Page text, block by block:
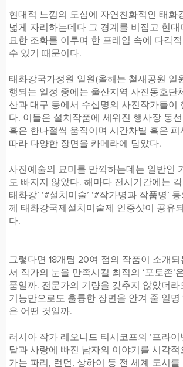
현대적 느낌의 도심에 자연친화적인 태화
넓게 자리하는데다 그 경계를 비집고 현
묘한 조화를 이루며 한 프레임 속에 다각
수 있기 때문이다.
태화강국가정원 일원(올해는 철새공원 일
행되는 일정 중에는 울산지역 사진동호단
산과 대구 등에서 수십명의 사진작가들이
다. 이들은 설치작품에 세워진 행사장 동
혹은 한나절씩 움직이며 시간차별 혹은
따라 다양한 장면을 카메라에 담았다.
사진예술의 묘미를 만끽하는데는 일반인
도 빠지지 않았다. 해마다 전시기간에는 각
태화강’ ‘#설치미술’ ‘#작가명과 작품명’
께 태화강국제설치미술제 인증샷이 공유
다.
그렇다면 18개팀 20여 점의 작품이 소개
서 작가의 눈을 만족시킬 최적의 ‘포토존’
품일까. 전문가의 기량을 갖추지 않았더라
기능만으로도 훌륭한 장면을 안겨 줄 일명
은 어떤 것일까.
러시아 작가 레오니드 티시코프의 ‘프라이
달과 사랑에 빠진 남자의 이야기를 시각
가는 파리, 런던, 상하이 등 전 세계 도시